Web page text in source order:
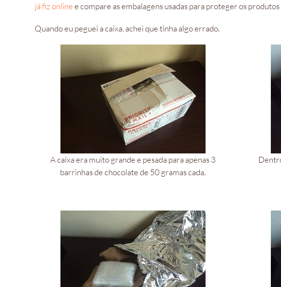
já fiz onlinee compare as embalagens usadas para proteger os
Quando eu peguei a caixa, achei que tinha algo errado.
A caixa era muito grande e pesada para apenas 3
barrinhas de chocolate de 50 gramas cada.